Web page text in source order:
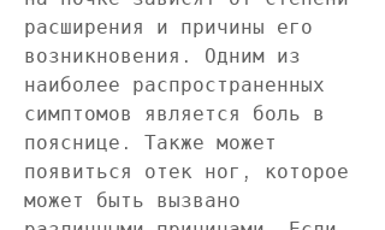
расширения и причины его
возникновения. Одним из
наиболее распространенных
симптомов является боль в
пояснице. Также может
появиться отек ног, которое
может быть вызвано